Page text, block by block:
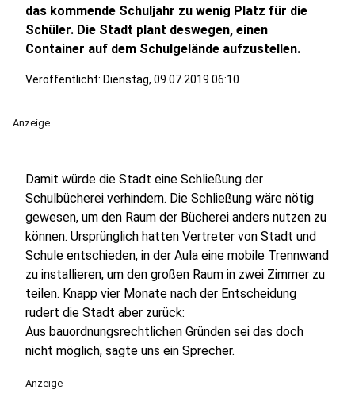
das kommende Schuljahr zu wenig Platz für die
Schüler. Die Stadt plant deswegen, einen
Container auf dem Schulgelände aufzustellen.
Veröffentlicht: Dienstag, 09.07.2019 06:10
Anzeige
Damit würde die Stadt eine Schließung der
Schulbücherei verhindern. Die Schließung wäre nötig
gewesen, um den Raum der Bücherei anders nutzen zu
können. Ursprünglich hatten Vertreter von Stadt und
Schule entschieden, in der Aula eine mobile Trennwand
zu installieren, um den großen Raum in zwei Zimmer zu
teilen. Knapp vier Monate nach der Entscheidung
rudert die Stadt aber zurück:
Aus bauordnungsrechtlichen Gründen sei das doch
nicht möglich, sagte uns ein Sprecher.
Anzeige